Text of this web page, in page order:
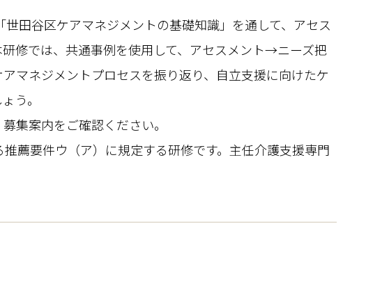
田谷区ケアマネジメントの基礎知識」を通して、アセス
修では、共通事例を使用して、アセスメント→ニーズ把
マネジメントプロセスを振り返り、自立支援に向けたケ
う。
集案内をご確認ください。
薦要件ウ（ア）に規定する研修です。主任介護支援専門